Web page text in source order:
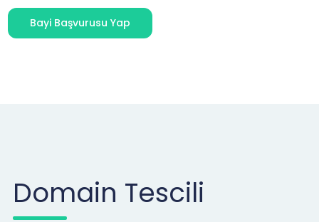
Bayi Başvurusu Yap
Domain Tescili